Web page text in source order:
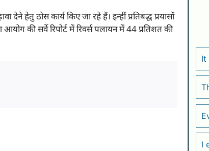
हेतु ठोस कार्य किए जा रहे हैं। इन्हीं प्रतिबद्ध प्रयासों
आयोग की सर्वे रिपोर्ट में रिवर्स पलायन में 44 प्रतिशत की
It
I